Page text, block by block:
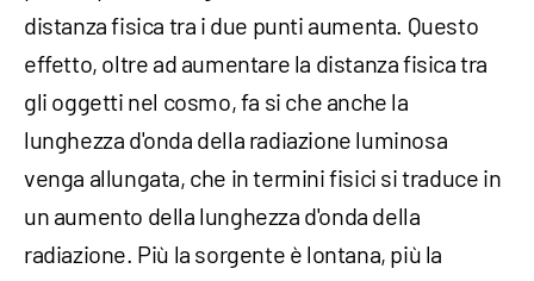
distanza fisica tra i due punti aumenta. Questo
effetto, oltre ad aumentare la distanza fisica tra
gli oggetti nel cosmo, fa si che anche la
lunghezza d'onda della radiazione luminosa
venga allungata, che in termini fisici si traduce in
un aumento della lunghezza d'onda della
radiazione. Più la sorgente è lontana, più la